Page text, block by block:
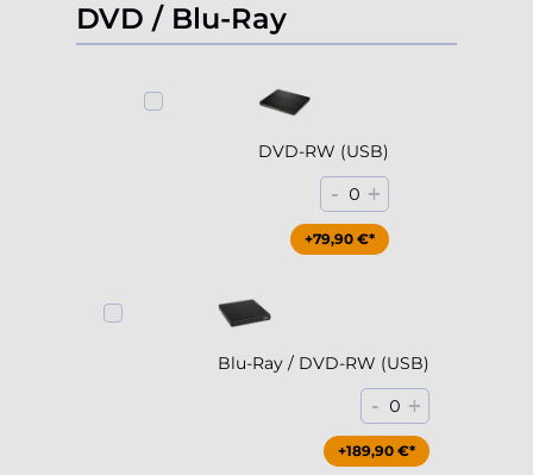
DVD / Blu-Ray
DVD-RW (USB)
- 0 +
+79,90 €*
Blu-Ray / DVD-RW (USB)
- 0 +
+189,90 €*